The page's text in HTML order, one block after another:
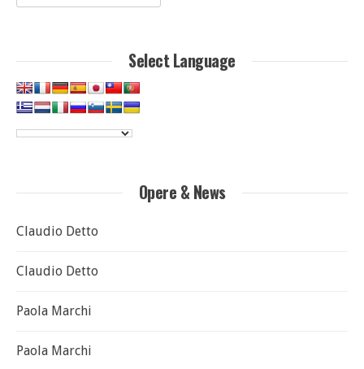
per:
Select Language
Opere & News
Claudio Detto
Claudio Detto
Paola Marchi
Paola Marchi